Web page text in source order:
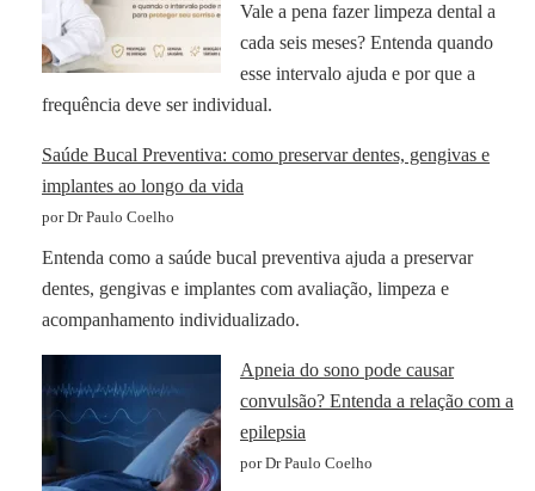
Vale a pena fazer limpeza dental a
cada seis meses? Entenda quando
esse intervalo ajuda e por que a
frequência deve ser individual.
Saúde Bucal Preventiva: como preservar dentes, gengivas e
implantes ao longo da vida
por Dr Paulo Coelho
Entenda como a saúde bucal preventiva ajuda a preservar
dentes, gengivas e implantes com avaliação, limpeza e
acompanhamento individualizado.
Apneia do sono pode causar
convulsão? Entenda a relação com a
epilepsia
por Dr Paulo Coelho